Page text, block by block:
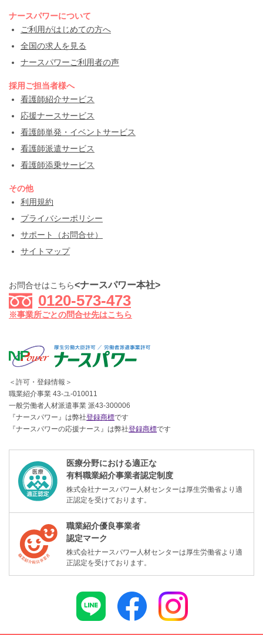
ナースパワーについて
ご利用がはじめての方へ
全国の求人を見る
ナースパワーご利用者の声
採用ご担当者様へ
看護師紹介サービス
応援ナースサービス
看護師単発・イベントサービス
看護師派遣サービス
看護師添乗サービス
その他
利用規約
プライバシーポリシー
サポート（お問合せ）
サイトマップ
お問合せはこちら<ナースパワー本社>
0120-573-473
※事業所ごとの問合せ先はこちら
＜許可・登録情報＞
職業紹介事業 43-ユ-010011
一般労働者人材派遣事業 派43-300006
『ナースパワー』は弊社登録商標です
『ナースパワーの応援ナース』は弊社登録商標です
医療分野における適正な
有料職業紹介事業者認定制度
株式会社ナースパワー人材センターは厚生労働省より適
正認定を受けております。
職業紹介優良事業者
認定マーク
株式会社ナースパワー人材センターは厚生労働省より適
正認定を受けております。